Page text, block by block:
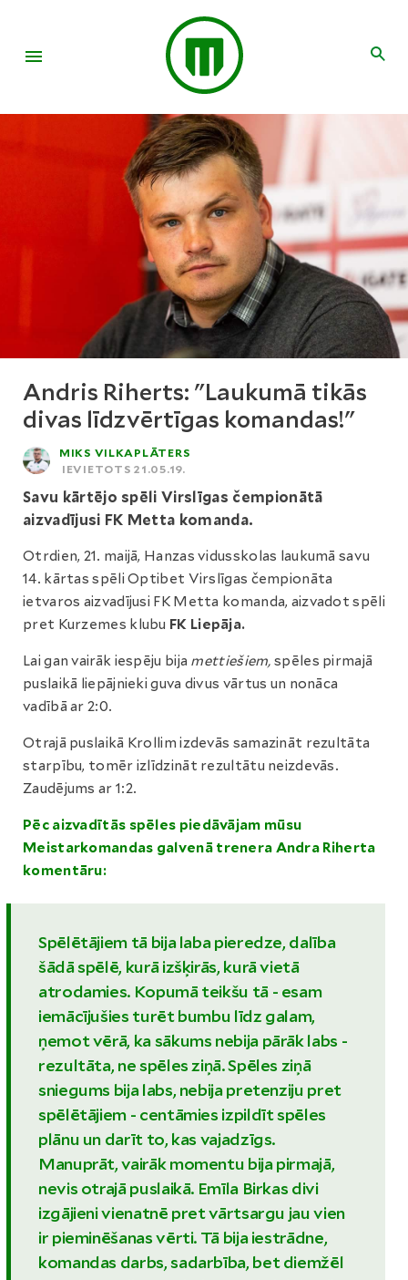
Andris Riherts: "Laukumā tikās
divas līdzvērtīgas komandas!"
MIKS VILKAPLĀTERS
IEVIETOTS 21.05.19.
Savu kārtējo spēli Virslīgas čempionātā
aizvadījusi FK Metta komanda.
Otrdien, 21. maijā, Hanzas vidusskolas laukumā savu
14. kārtas spēli Optibet Virslīgas čempionāta
ietvaros aizvadījusi FK Metta komanda, aizvadot spēli
pret Kurzemes klubu FK Liepāja.
Lai gan vairāk iespēju bija mettiešiem, spēles pirmajā
puslaikā liepājnieki guva divus vārtus un nonāca
vadībā ar 2:0.
Otrajā puslaikā Krollim izdevās samazināt rezultāta
starpību, tomēr izlīdzināt rezultātu neizdevās.
Zaudējums ar 1:2.
Pēc aizvadītās spēles piedāvājam mūsu
Meistarkomandas galvenā trenera Andra Riherta
komentāru:
Spēlētājiem tā bija laba pieredze, dalība
šādā spēlē, kurā izšķirās, kurā vietā
atrodamies. Kopumā teikšu tā - esam
iemācījušies turēt bumbu līdz galam,
ņemot vērā, ka sākums nebija pārāk labs -
rezultāta, ne spēles ziņā. Spēles ziņā
sniegums bija labs, nebija pretenziju pret
spēlētājiem - centāmies izpildīt spēles
plānu un darīt to, kas vajadzīgs.
Manuprāt, vairāk momentu bija pirmajā,
nevis otrajā puslaikā. Emīla Birkas divi
izgājieni vienatnē pret vārtsargu jau vien
ir pieminēšanas vērti. Tā bija iestrādne,
komandas darbs, sadarbība, bet diemžēl